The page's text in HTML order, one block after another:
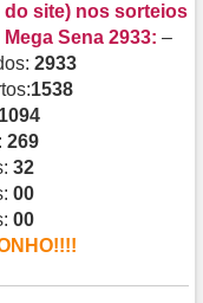
do site) nos sorteios
Sena 2933: –
2933
1538
1094
269
32
00
00